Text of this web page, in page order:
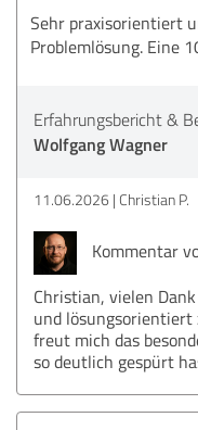
Sehr praxisorientiert
Problemlösung. Eine
Erfahrungsbericht &
Wolfgang Wagner
11.06.2026 Christian P.
Kommentar
Christian, vielen
und
freut mich das
so deutlich gespürt